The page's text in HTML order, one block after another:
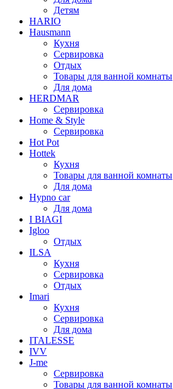
Детям
HARIO
Hausmann
Кухня
Сервировка
Отдых
Товары для ванной комнаты
Для дома
HERDMAR
Сервировка
Home & Style
Сервировка
Hot Pot
Hottek
Кухня
Товары для ванной комнаты
Для дома
Hypno car
Для дома
I BIAGI
Igloo
Отдых
ILSA
Кухня
Сервировка
Отдых
Imari
Кухня
Сервировка
Для дома
ITALESSE
IVV
J-me
Сервировка
Товары для ванной комнаты